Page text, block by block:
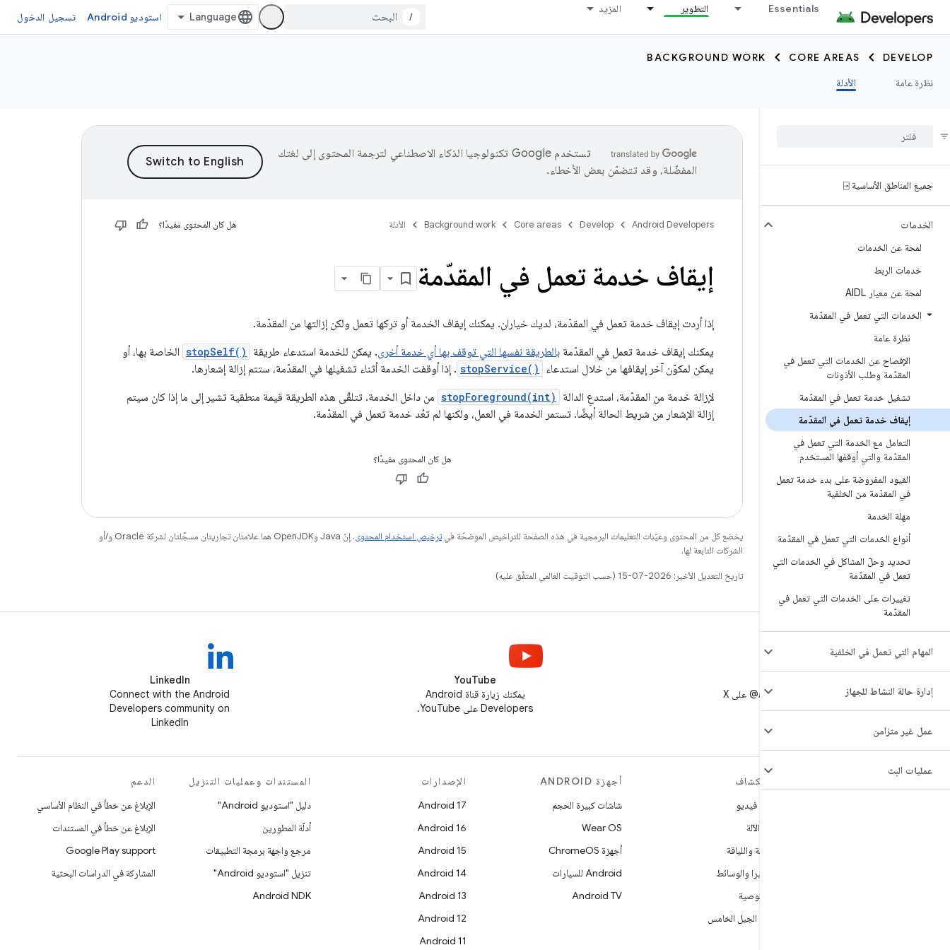
Essentials التطوير المزيد
/ استوديو Android تسجيل الدخول
DEVELOP
CORE AREAS
BACKGROUND WORK
نظرة عامة
الأدلة
جميع المناطق الأساسية ⍈
الخدمات
لمحة عن الخدمات
خدمات الربط
لمحة عن معيار AIDL
الخدمات التي تعمل في المقدّمة
نظرة عامة
الإفصاح عن الخدمات التي تعمل في
المقدّمة وطلب الأذونات
تشغيل خدمة تعمل في المقدّمة
إيقاف خدمة تعمل في المقدّمة
التعامل مع الخدمة التي تعمل في
المقدّمة والتي أوقفها المستخدم
القيود المفروضة على بدء خدمة تعمل
في المقدّمة من الخلفية
مهلة الخدمة
أنواع الخدمات التي تعمل في المقدّمة
تحديد وحلّ المشاكل في الخدمات التي
تعمل في المقدّمة
تغييرات على الخدمات التي تعمل في
المقدّمة
المهام التي تعمل في الخلفية
إدارة حالة النشاط للجهاز
عمل غير متزامن
عمليات البث
تستخدم Google تكنولوجيا الذكاء الاصطناعي لترجمة المحتوى إلى لغتك
المفضّلة، وقد تتضمّن بعض الأخطاء.
Android Developers
Develop
Core areas
Background work الأدلة هل كان المحتوى مفيدًا؟
إيقاف خدمة تعمل في المقدّمة
إذا أردت إيقاف خدمة تعمل في المقدّمة، لديك خياران. يمكنك إيقاف الخدمة أو تركها تعمل ولكن إزالتها من المقدّمة.
يمكنك إيقاف خدمة تعمل في المقدّمة بالطريقة نفسها التي توقف بها أي خدمة أخرى. يمكن للخدمة استدعاء طريقة stopSelf() الخاصة بها، أو
يمكن لمكوّن آخر إيقافها من خلال استدعاء
stopService() . إذا أوقفت الخدمة أثناء تشغيلها في المقدّمة، ستتم إزالة إشعارها.
لإزالة خدمة من المقدّمة، استدعِ الدالة
stopForeground(int) من داخل الخدمة. تتلقّى هذه الطريقة قيمة منطقية تشير إلى ما إذا كان سيتم
إزالة الإشعار من شريط الحالة أيضًا. تستمر الخدمة في العمل، ولكنها لم تعُد خدمة تعمل في المقدّمة.
هل كان المحتوى مفيدًا؟
يخضع كل من المحتوى وعيّنات التعليمات البرمجية في هذه الصفحة للتراخيص الموضحّة فيترخيص استخدام المحتوى
. إنّ Java وOpenJDK هما علامتان تجاريتان مسجَّلتان لشركة Oracle و/أو
الشركات التابعة لها.
تاريخ التعديل الأخير: 2026-07-15 (حسب التوقيت العالمي المتفَّق عليه)
YouTube
يمكنك زيارة قناة Android
Developers على YouTube.
LinkedIn
Connect with the Android
Developers community on
LinkedIn
مزيد من المعلومات حول نظام
استكشاف
ألعاب فيديو
تعلُم الآلة
الصحة واللياقة
الكاميرا والوسائط
الخصوصية
شبكة الجيل الخامس
أجهزة ANDROID
شاشات كبيرة الحجم
Wear OS
أجهزة ChromeOS
Android للسيارات
Android TV
الإصدارات
Android 17
Android 16
Android 15
Android 14
Android 13
Android 12
Android 11
المستندات وعمليات التنزيل
دليل "استوديو Android"
أدلّة المطورين
مرجع واجهة برمجة التطبيقات
تنزيل "استوديو Android"
Android NDK
الدعم
الإبلاغ عن خطأ في النظام الأساسي
الإبلاغ عن خطأ في المستندات
Google Play support
المشاركة في الدراسات البحثية